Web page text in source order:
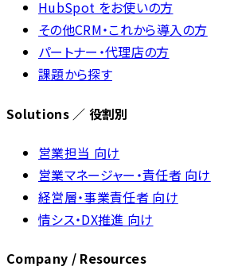
HubSpot をお使いの方
その他CRM・これから導入の方
パートナー・代理店の方
課題から探す
Solutions ／ 役割別
営業担当 向け
営業マネージャー・責任者 向け
経営層・事業責任者 向け
情シス・DX推進 向け
Company / Resources